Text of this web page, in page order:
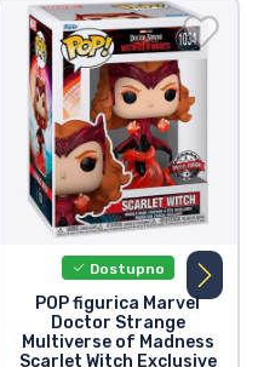
Dostupno
POP figurica Marvel
Doctor Strange
Multiverse of Madness
Scarlet Witch Exclusive